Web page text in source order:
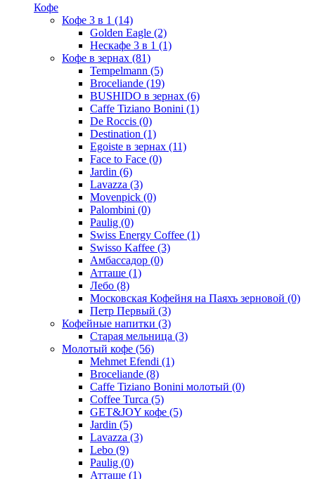
Кофе
Кофе 3 в 1 (14)
Golden Eagle (2)
Нескафе 3 в 1 (1)
Кофе в зернах (81)
Tempelmann (5)
Broceliande (19)
BUSHIDO в зернах (6)
Caffe Tiziano Bonini (1)
De Roccis (0)
Destination (1)
Egoiste в зернах (11)
Face to Face (0)
Jardin (6)
Lavazza (3)
Movenpick (0)
Palombini (0)
Paulig (0)
Swiss Energy Coffee (1)
Swisso Kaffee (3)
Амбассадор (0)
Атташе (1)
Лебо (8)
Московская Кофейня на Паяхъ зерновой (0)
Петр Первый (3)
Кофейные напитки (3)
Старая мельница (3)
Молотый кофе (56)
Mehmet Efendi (1)
Broceliande (8)
Caffe Tiziano Bonini молотый (0)
Coffee Turca (5)
GET&JOY кофе (5)
Jardin (5)
Lavazza (3)
Lebo (9)
Paulig (0)
Атташе (1)